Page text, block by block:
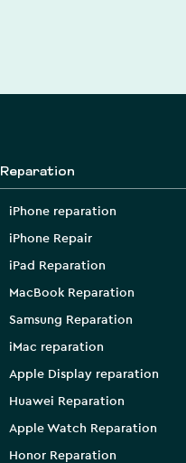
Reparation
iPhone reparation
iPhone Repair
iPad Reparation
MacBook Reparation
Samsung Reparation
iMac reparation
Apple Display reparation
Huawei Reparation
Apple Watch Reparation
Honor Reparation